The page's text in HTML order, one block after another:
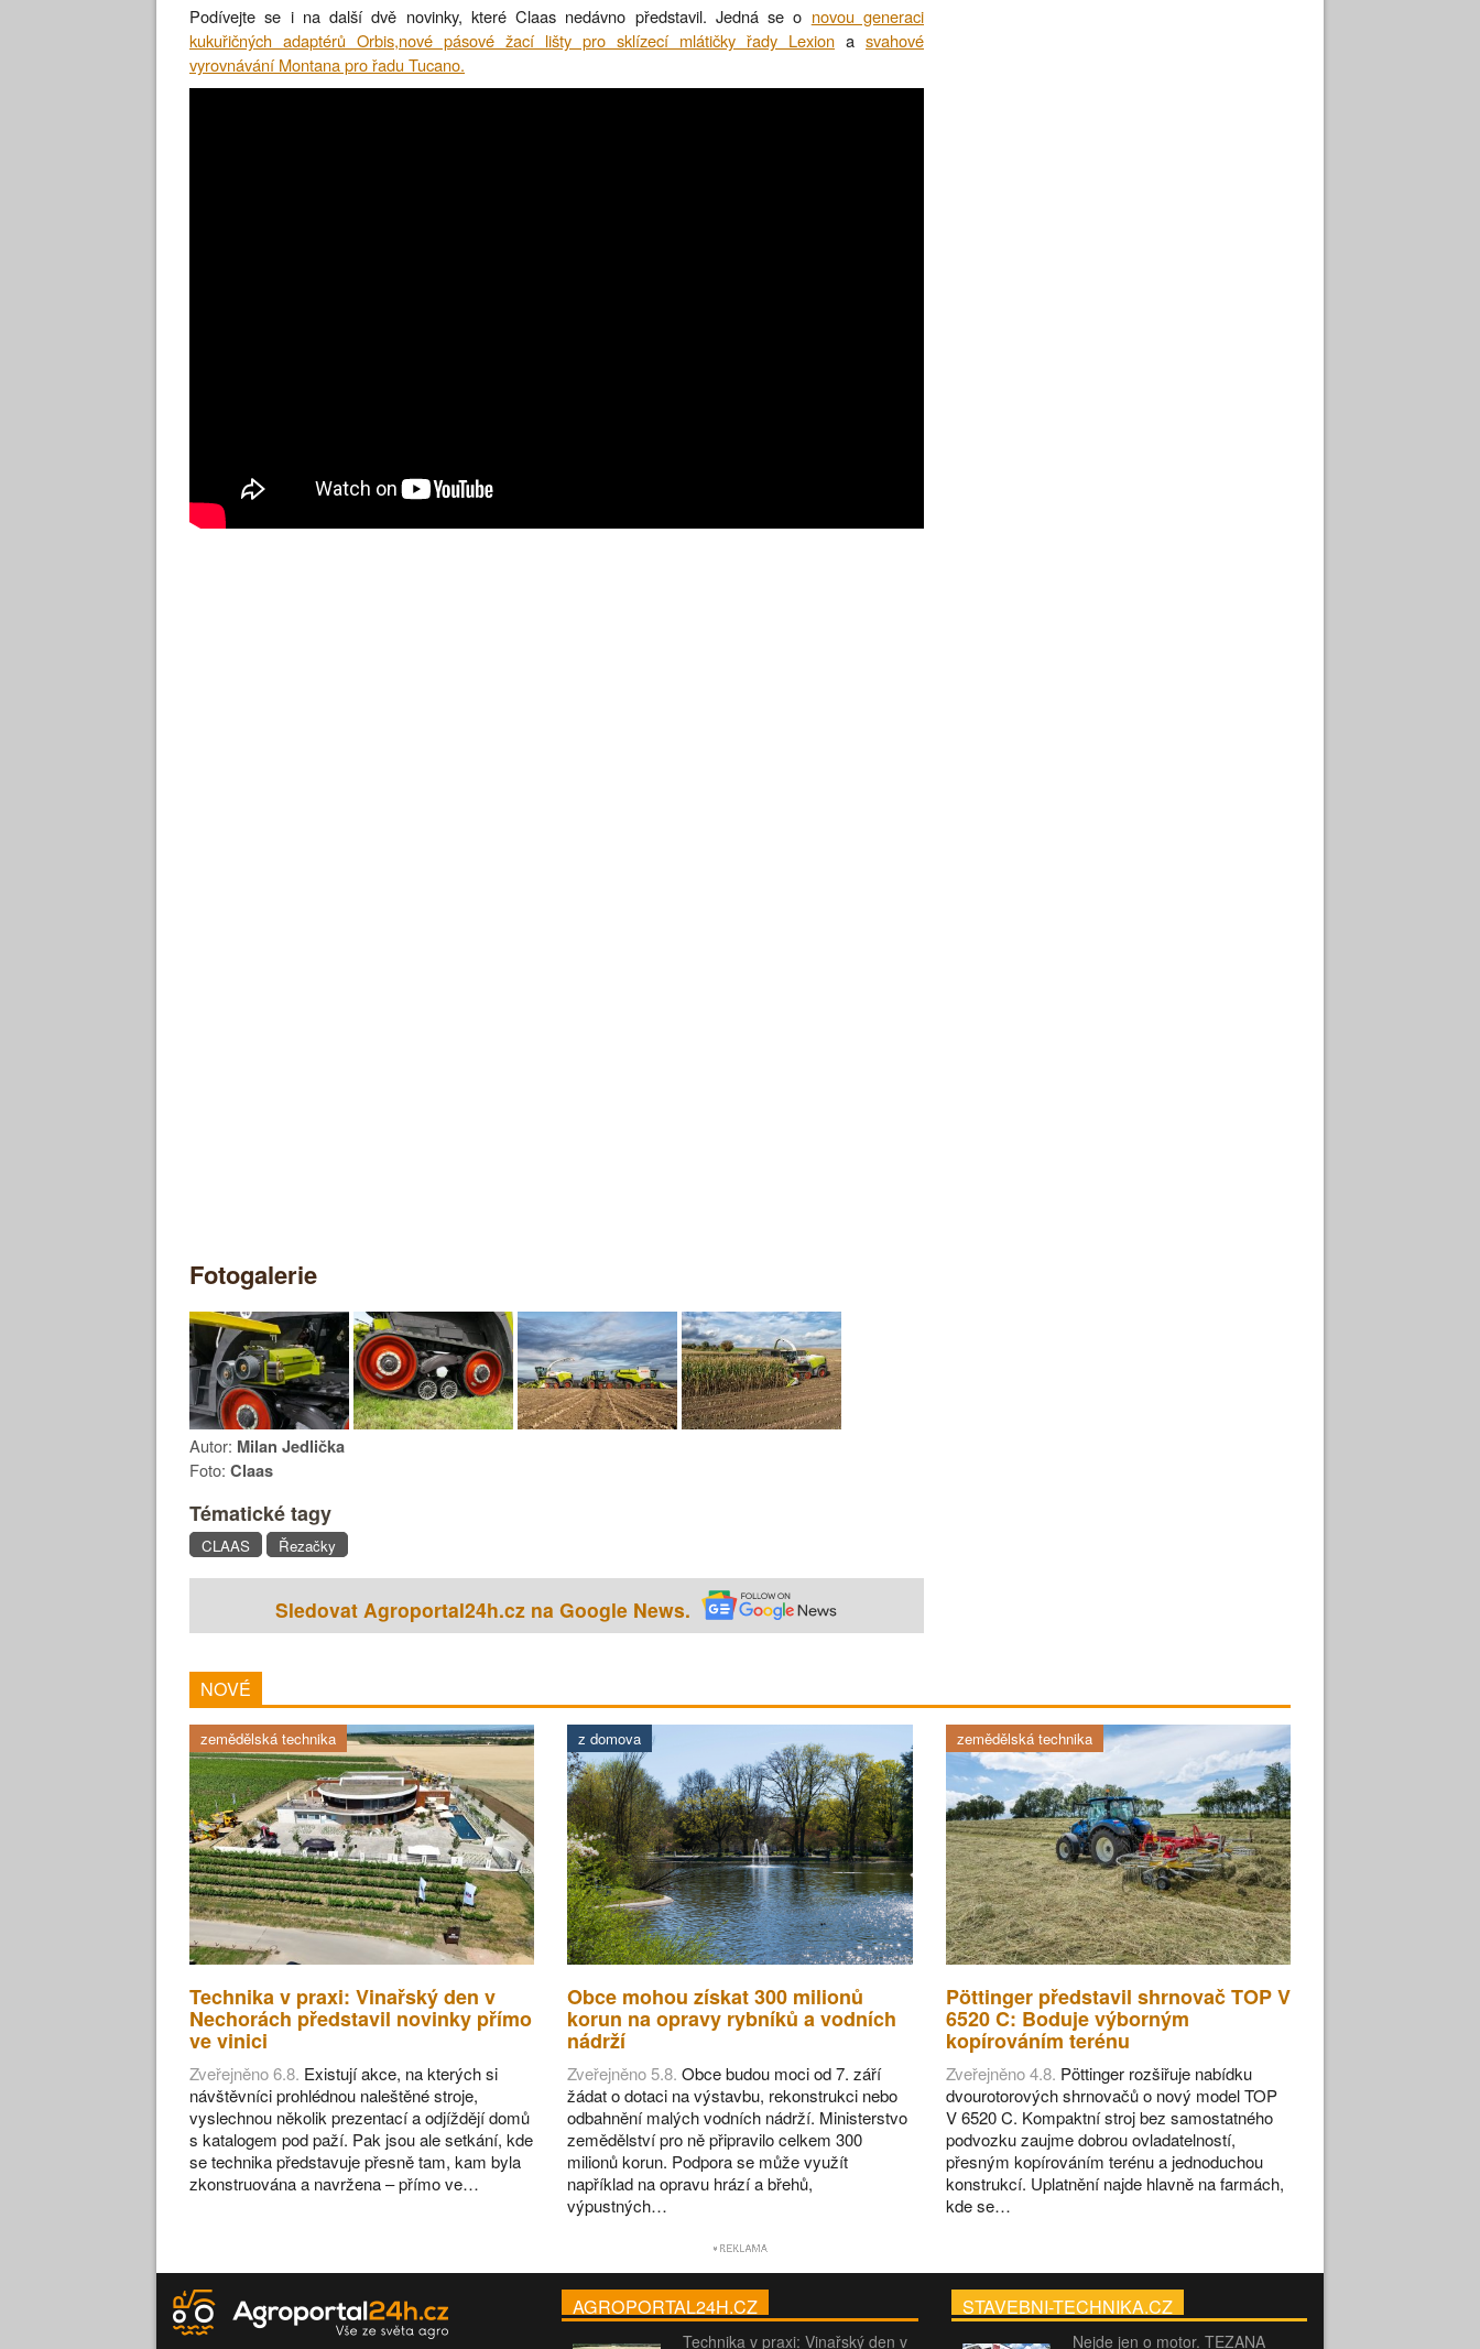
Podívejte se i na další dvě novinky, které Claas nedávno představil. Jedná se o novou generaci
kukuřičných adaptérů Orbis,nové pásové žací lišty pro sklízecí mlátičky řady Lexion a svahové
vyrovnávání Montana pro řadu Tucano.
Fotogalerie
Autor: Milan Jedlička
Foto: Claas
Tématické tagy
CLAAS Řezačky
Sledovat Agroportal24h.cz na Google News.
NOVÉ
zemědělská technika
Technika v praxi: Vinařský den v
Nechorách představil novinky přímo
ve vinici
Zveřejněno 6.8. Existují akce, na kterých si
návštěvníci prohlédnou naleštěné stroje,
vyslechnou několik prezentací a odjíždějí domů
s katalogem pod paží. Pak jsou ale setkání, kde
se technika představuje přesně tam, kam byla
zkonstruována a navržena – přímo ve…
z domova
Obce mohou získat 300 milionů
korun na opravy rybníků a vodních
nádrží
Zveřejněno 5.8. Obce budou moci od 7. září
žádat o dotaci na výstavbu, rekonstrukci nebo
odbahnění malých vodních nádrží. Ministerstvo
zemědělství pro ně připravilo celkem 300
milionů korun. Podpora se může využít
například na opravu hrází a břehů,
výpustných…
zemědělská technika
Pöttinger představil shrnovač TOP V
6520 C: Boduje výborným
kopírováním terénu
Zveřejněno 4.8. Pöttinger rozšiřuje nabídku
dvourotorových shrnovačů o nový model TOP
V 6520 C. Kompaktní stroj bez samostatného
podvozku zaujme dobrou ovladatelností,
přesným kopírováním terénu a jednoduchou
konstrukcí. Uplatnění najde hlavně na farmách,
kde se…
AGROPORTAL24H.CZ
Technika v praxi: Vinařský den v
STAVEBNI-TECHNIKA.CZ
Nejde jen o motor. TEZANA